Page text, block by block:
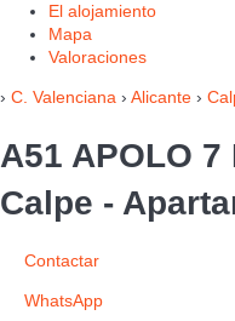
El alojamiento
Mapa
Valoraciones
› C. Valenciana › Alicante ›
A51 APOLO 7
Calpe -
Contactar
WhatsApp